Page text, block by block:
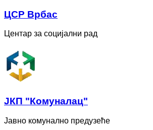
ЦСР Врбас
Центар за социјални рад
ЈКП "Комуналац"
Јавно комунално предузеће